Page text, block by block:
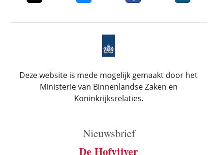
Deze website is mede mogelijk gemaakt door het
Ministerie van Binnenlandse Zaken en
Koninkrijksrelaties.
Nieuwsbrief
De Hofvijver